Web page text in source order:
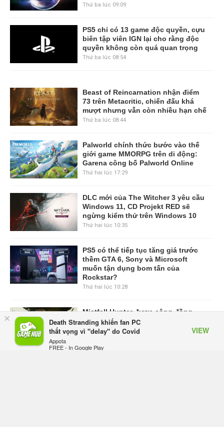
×
Death Stranding khiến fan PC
thất vọng vì "delay" do Covid
Appota
FREE - In Google Play
VIEW
Thứ ba lúc 09:09
PS5 chỉ có 13 game độc quyền, cựu
biên tập viên IGN lại cho rằng độc
quyền không còn quá quan trọng
Thứ ba lúc 08:54
Beast of Reincarnation nhận điểm
73 trên Metacritic, chiến đấu khá
mượt nhưng vẫn còn nhiều hạn chế
Thứ ba lúc 08:44
Palworld chính thức bước vào thế
giới game MMORPG trên di động:
Garena công bố Palworld Online
Thứ hai lúc 17:29
DLC mới của The Witcher 3 yêu cầu
Windows 11, CD Projekt RED sẽ
ngừng kiểm thử trên Windows 10
Thứ hai lúc 10:35
PS5 có thể tiếp tục tăng giá trước
thềm GTA 6, Sony và Microsoft
muốn tận dụng bom tấn của
Rockstar?
Thứ hai lúc 10:28
Mistfall Hunter được cộng đồng
quốc tế khen ngợi nhờ lối chơi thú
vị và tạo hình nhân vật nữ hợp mắt